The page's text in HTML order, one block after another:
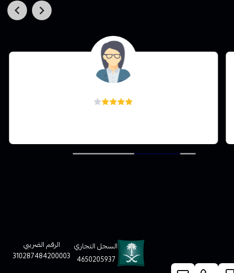
السجل التجاري
4650205937
الرقم الضريبي
310287484200003